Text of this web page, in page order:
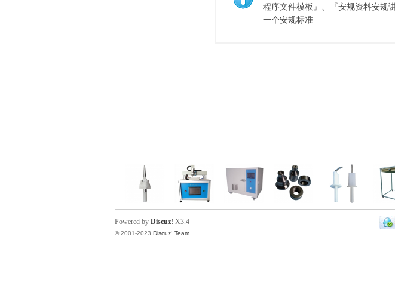
程序文件模板』、『安规资料安规
一个安规标准
Powered by Discuz! X3.4
© 2001-2023 Discuz! Team